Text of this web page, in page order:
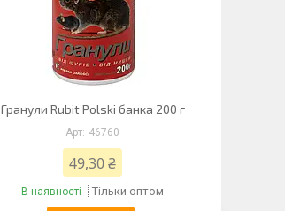
Гранули Rubit Polski банка 200 г
46760
49,30 ₴
В наявності Тільки оптом